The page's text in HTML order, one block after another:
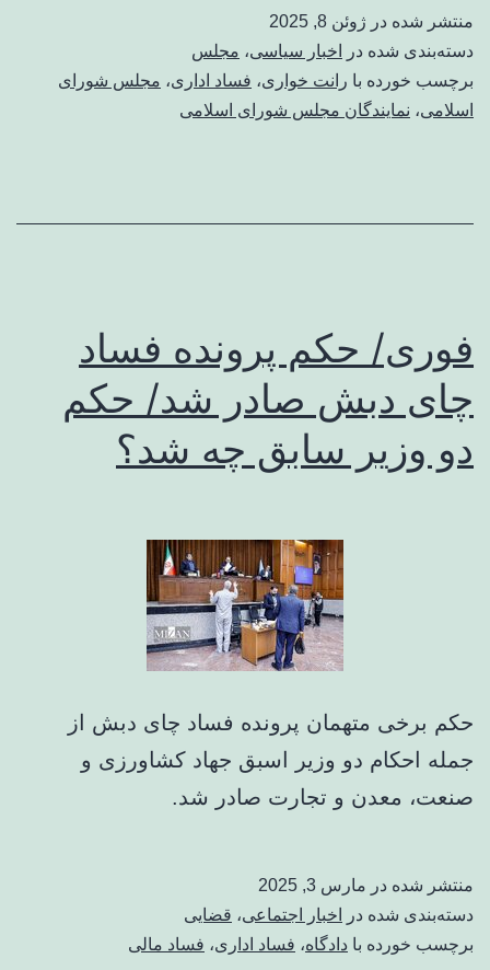
منتشر شده در ژوئن 8, 2025
دسته‌بندی شده در
اخبار سیاسی، مجلس
برچسب خورده با رانت خواری، فساد اداری، مجلس شورای
اسلامی، نمایندگان مجلس شورای اسلامی
فوری/ حکم پرونده فساد
چای دبش صادر شد/ حکم
دو وزیر سابق چه شد؟
حکم برخی متهمان پرونده فساد چای دبش از
جمله احکام دو وزیر اسبق جهاد کشاورزی و
صنعت، معدن و تجارت صادر شد.
منتشر شده در مارس 3, 2025
دسته‌بندی شده در
اخبار اجتماعی، قضایی
برچسب خورده با دادگاه، فساد اداری، فساد مالی